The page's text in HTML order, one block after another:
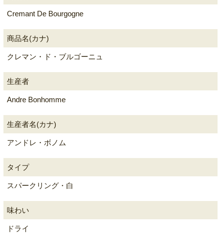
Cremant De Bourgogne
商品名(カナ)
クレマン・ド・ブルゴーニュ
生産者
Andre Bonhomme
生産者名(カナ)
アンドレ・ボノム
タイプ
スパークリング・白
味わい
ドライ